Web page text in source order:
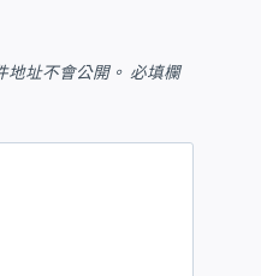
地址不會公開。 必填欄